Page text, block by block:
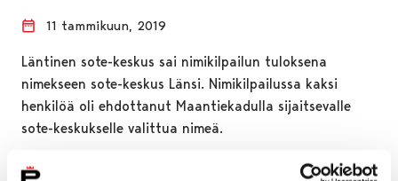
11 tammikuun, 2019
Läntinen sote-keskus sai nimikilpailun tuloksena
nimekseen sote-keskus Länsi. Nimikilpailussa kaksi
henkilöä oli ehdottanut Maantiekadulla sijaitsevalle
sote-keskukselle valittua nimeä.